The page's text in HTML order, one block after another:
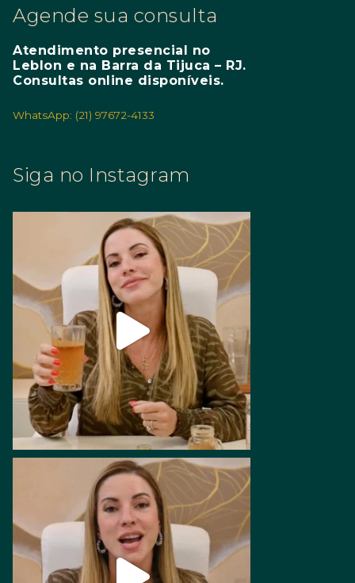
Agende sua consulta
Atendimento presencial no
Leblon e na Barra da Tijuca – RJ.
Consultas online disponíveis.
WhatsApp: (21) 97672-4133
Siga no Instagram